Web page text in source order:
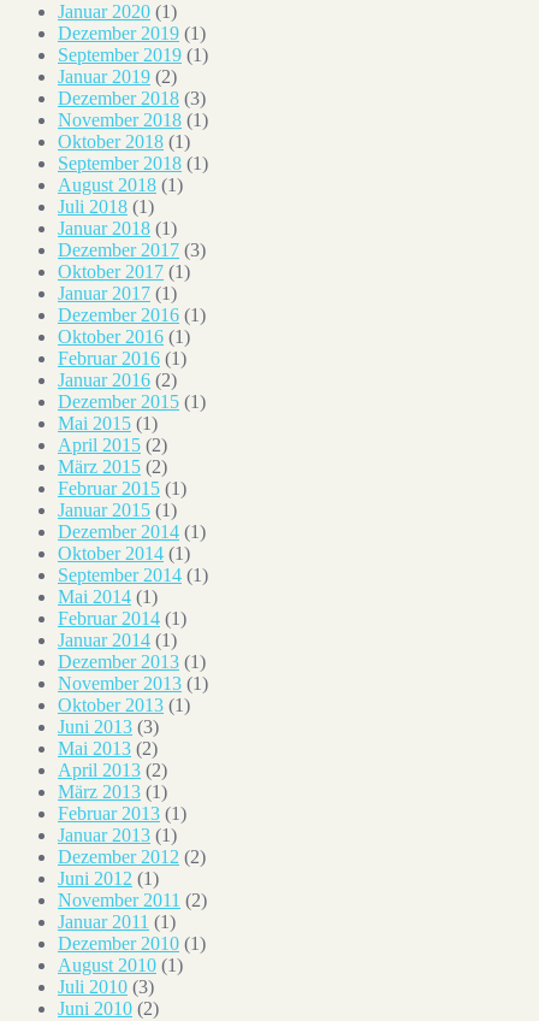
Januar 2020 (1)
Dezember 2019 (1)
September 2019 (1)
Januar 2019 (2)
Dezember 2018 (3)
November 2018 (1)
Oktober 2018 (1)
September 2018 (1)
August 2018 (1)
Juli 2018 (1)
Januar 2018 (1)
Dezember 2017 (3)
Oktober 2017 (1)
Januar 2017 (1)
Dezember 2016 (1)
Oktober 2016 (1)
Februar 2016 (1)
Januar 2016 (2)
Dezember 2015 (1)
Mai 2015 (1)
April 2015 (2)
März 2015 (2)
Februar 2015 (1)
Januar 2015 (1)
Dezember 2014 (1)
Oktober 2014 (1)
September 2014 (1)
Mai 2014 (1)
Februar 2014 (1)
Januar 2014 (1)
Dezember 2013 (1)
November 2013 (1)
Oktober 2013 (1)
Juni 2013 (3)
Mai 2013 (2)
April 2013 (2)
März 2013 (1)
Februar 2013 (1)
Januar 2013 (1)
Dezember 2012 (2)
Juni 2012 (1)
November 2011 (2)
Januar 2011 (1)
Dezember 2010 (1)
August 2010 (1)
Juli 2010 (3)
Juni 2010 (2)